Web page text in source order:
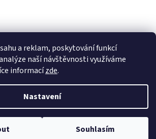
a reklam, poskytování funkcí
naší návštěvnosti využíváme
informacízde.
Nastavení
Souhlasím
. Všechna práva vyhrazena.Upravit nastavení